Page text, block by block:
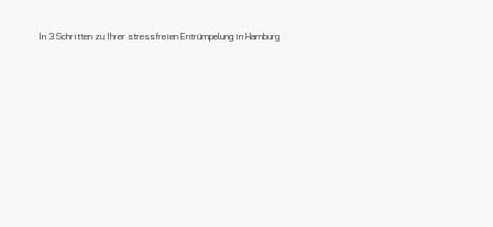
In 3 Schritten zu Ihrer stressfreien Entrümpelung in Hamburg